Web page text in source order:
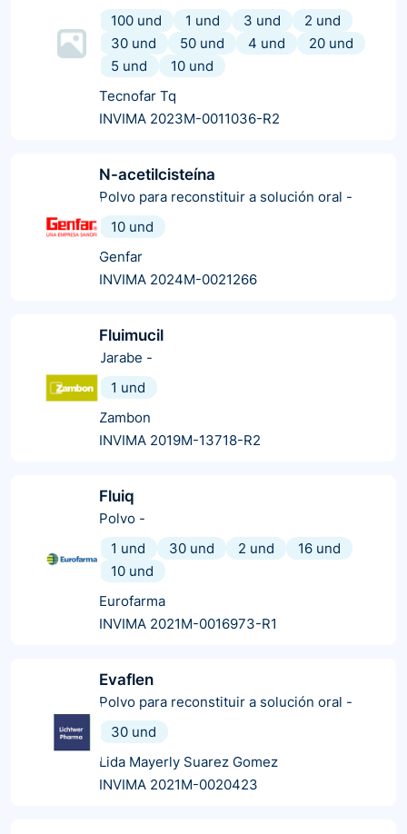
100 und
1 und 3 und
2 und
30 und
50 und 4 und
20 und
5 und
10 und
Tecnofar Tq
INVIMA 2023M-0011036-R2
N-acetilcisteína
Polvo para reconstituir a solución oral -
10 und
Genfar
INVIMA 2024M-0021266
Fluimucil
Jarabe -
1 und
Zambon
INVIMA 2019M-13718-R2
Fluiq
Polvo -
1 und
30 und 2 und
16 und
10 und
Eurofarma
INVIMA 2021M-0016973-R1
Evaflen
Polvo para reconstituir a solución oral -
30 und
Lida Mayerly Suarez Gomez
INVIMA 2021M-0020423